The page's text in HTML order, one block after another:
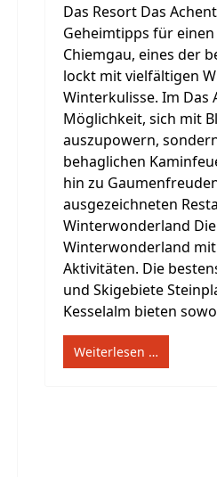
Das Resort Das
Geheimtipps für
Chiemgau, eines der
lockt mit vielfältigen
Winterkulisse. Im
Möglichkeit, sich mit
auszupowern,
behaglichen
hin zu
ausgezeichneten
Winterwonderland
Winterwonderland
Aktivitäten. Die
und Skigebiete
Kesselalm bieten
Weiterlesen …